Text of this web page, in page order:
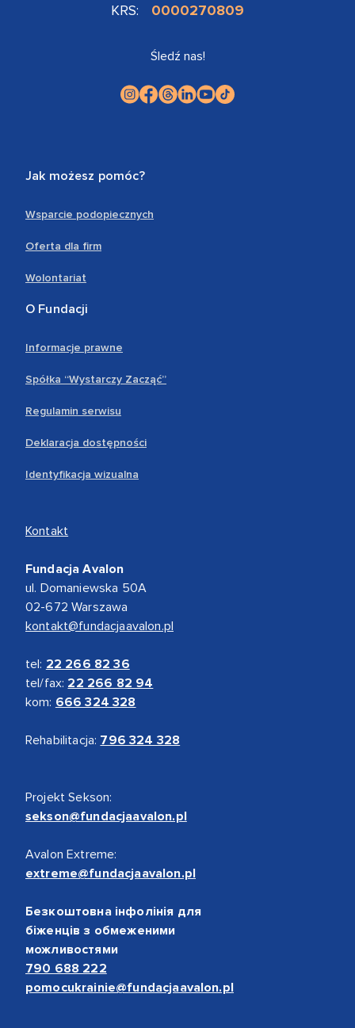
KRS: 0000270809
Śledź nas!
Jak możesz pomóc?
Wsparcie podopiecznych
Oferta dla firm
Wolontariat
O Fundacji
Informacje prawne
Spółka “Wystarczy Zacząć”
Regulamin serwisu
Deklaracja dostępności
Identyfikacja wizualna
Kontakt
Fundacja Avalon
ul. Domaniewska 50A
02-672 Warszawa
kontakt@fundacjaavalon.pl
tel: 22 266 82 36
tel/fax: 22 266 82 94
kom: 666 324 328
Rehabilitacja: 796 324 328
Projekt Sekson:
sekson@fundacjaavalon.pl
Avalon Extreme:
extreme@fundacjaavalon.pl
Безкоштовна інфолінія для
біженців з обмеженими
можливостями
790 688 222
pomocukrainie@fundacjaavalon.pl